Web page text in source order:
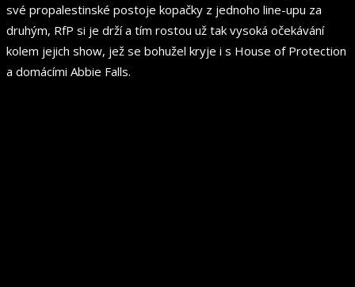
své propalestinské postoje kopačky z jednoho line-upu za
druhým, RfP si je drží a tím rostou už tak vysoká očekávání
kolem jejich show, jež se bohužel kryje i s House of Protection
a domácími Abbie Falls.